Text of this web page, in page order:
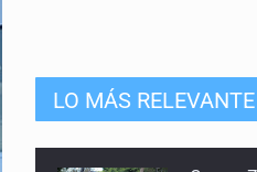
LO MÁS RELEVANTE